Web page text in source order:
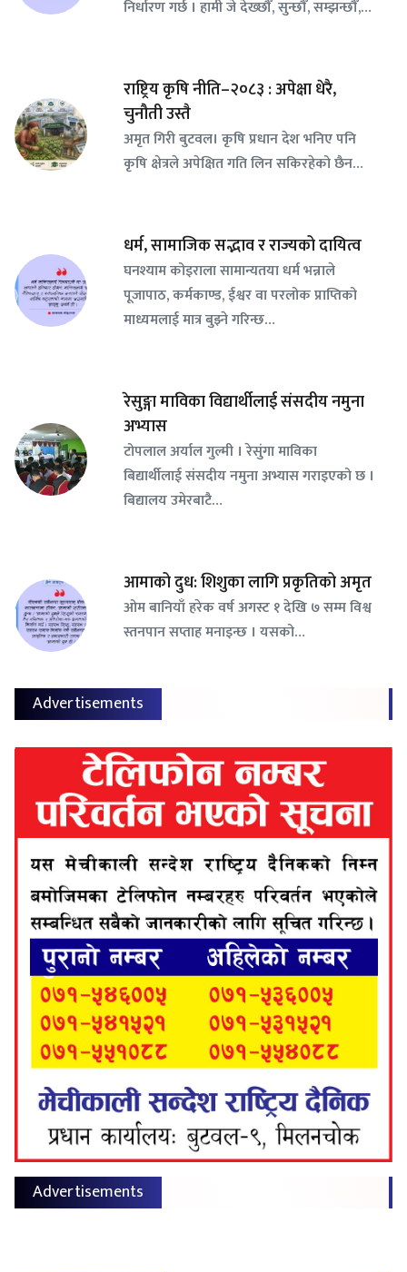
निर्धारण गर्छ । हामी जे देख्छौँ, सुन्छौँ, सम्झन्छौँ,…
राष्ट्रिय कृषि नीति–२०८३ : अपेक्षा धेरै,
चुनौती उस्तै
अमृत गिरी बुटवल। कृषि प्रधान देश भनिए पनि
कृषि क्षेत्रले अपेक्षित गति लिन सकिरहेको छैन…
धर्म, सामाजिक सद्भाव र राज्यको दायित्व
घनश्याम कोइराला सामान्यतया धर्म भन्नाले
पूजापाठ, कर्मकाण्ड, ईश्वर वा परलोक प्राप्तिको
माध्यमलाई मात्र बुझ्ने गरिन्छ…
रेसुङ्गा माविका विद्यार्थीलाई संसदीय नमुना
अभ्यास
टोपलाल अर्याल गुल्मी । रेसुंगा माविका
बिद्यार्थीलाई संसदीय नमुना अभ्यास गराइएको छ ।
बिद्यालय उमेरबाटै…
आमाको दुध: शिशुका लागि प्रकृतिको अमृत
ओम बानियाँ हरेक वर्ष अगस्ट १ देखि ७ सम्म विश्व
स्तनपान सप्ताह मनाइन्छ । यसको…
Advertisements
Advertisements